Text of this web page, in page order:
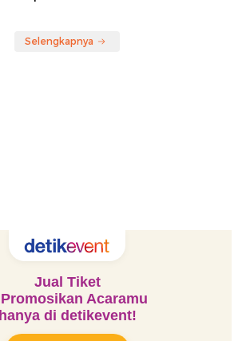
Selengkapnya